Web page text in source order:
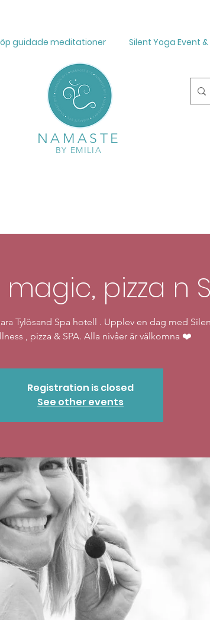
NAMASTE
BY EMILIA
guidade meditationer Silent Yoga Event
pizza n
Tylösand Spa hotell . Upplev en dag med
, pizza & SPA. Alla nivåer är välkomna ❤️
Registration is closed
See other events